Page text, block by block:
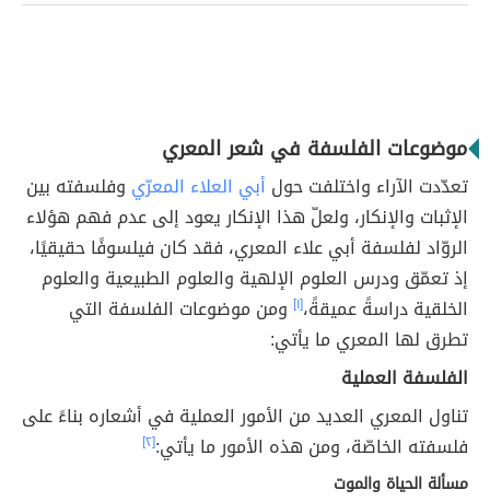
موضوعات الفلسفة في شعر المعري
تعدّدت الآراء واختلفت حول أبي العلاء المعرّي وفلسفته بين
الإثبات والإنكار، ولعلّ هذا الإنكار يعود إلى عدم فهم هؤلاء
الروّاد لفلسفة أبي علاء المعري، فقد كان فيلسوفًا حقيقيًا،
إذ تعمّق ودرس العلوم الإلهية والعلوم الطبيعية والعلوم
الخلقية دراسةً عميقةً،[١] ومن موضوعات الفلسفة التي
تطرق لها المعري ما يأتي:
الفلسفة العملية
تناول المعري العديد من الأمور العملية في أشعاره بناءً على
فلسفته الخاصّة، ومن هذه الأمور ما يأتي:[٢]
مسألة الحياة والموت